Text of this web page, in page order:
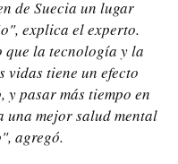
de Suecia un lugar
", explica el experto.
que la tecnología y la
vidas tiene un efecto
pasar más tiempo en
mejor salud mental
", agregó.